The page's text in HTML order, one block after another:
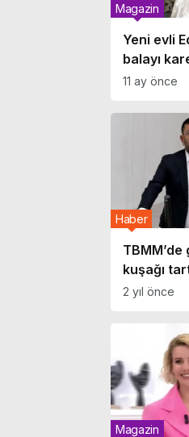
Yeni evli
balayı
molamızın
Magazin
11 ay önce
TBMM’de
kuşağı
“İçişleri
Haber
2 yıl önce
Magazin